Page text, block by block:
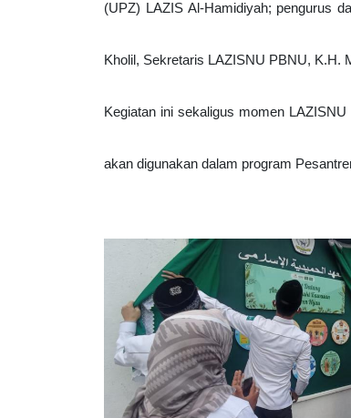
(UPZ) LAZIS Al-Hamidiyah; pengurus
Kholil, Sekretaris LAZISNU PBNU, K.H.
Kegiatan ini sekaligus momen LAZISNU
akan digunakan dalam program